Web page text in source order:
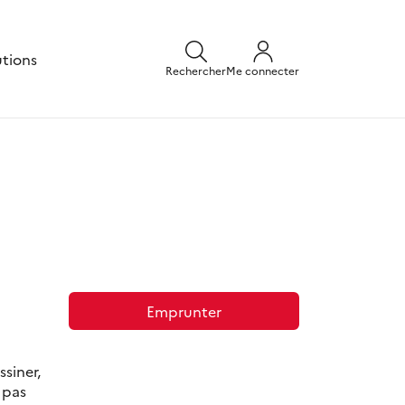
RechercherMe connecter
Emprunter